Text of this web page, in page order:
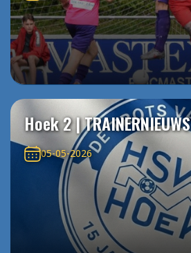
Hoek 2 | TRAINERNIEUWS
05-05-2026